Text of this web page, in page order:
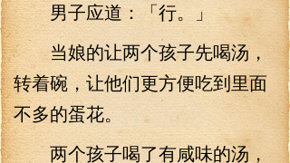
男子应道：「行。」
当娘的让两个孩子先喝汤，
转着碗，让他们更方便吃到里面
不多的蛋花。
两个孩子喝了有咸味的汤，